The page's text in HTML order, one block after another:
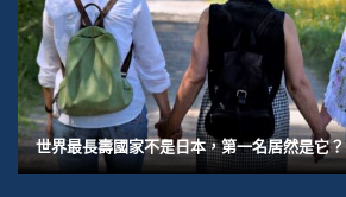
世界最長壽國家不是日本，第一名居然是它？